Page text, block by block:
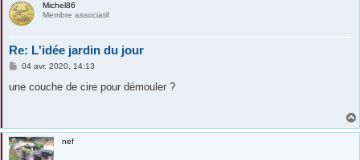
Michel86
Membre associatif
Re: L'idée jardin du jour
M
s
04 avr. 2020, 14:13
une couche de cire pour démouler ?
nef